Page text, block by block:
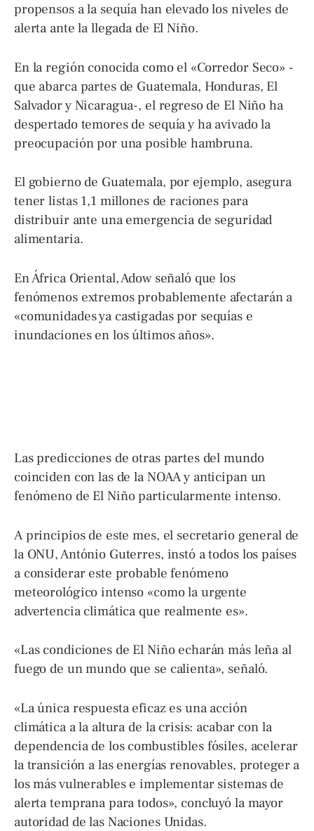
propensos a la sequía han elevado los niveles de
alerta ante la llegada de El Niño.
En la región conocida como el «Corredor Seco» -
que abarca partes de Guatemala, Honduras, El
Salvador y Nicaragua-, el regreso de El Niño ha
despertado temores de sequía y ha avivado la
preocupación por una posible hambruna.
El gobierno de Guatemala, por ejemplo, asegura
tener listas 1,1 millones de raciones para
distribuir ante una emergencia de seguridad
alimentaria.
En África Oriental, Adow señaló que los
fenómenos extremos probablemente afectarán a
«comunidades ya castigadas por sequías e
inundaciones en los últimos años».
Las predicciones de otras partes del mundo
coinciden con las de la NOAA y anticipan un
fenómeno de El Niño particularmente intenso.
A principios de este mes, el secretario general de
la ONU, António Guterres, instó a todos los países
a considerar este probable fenómeno
meteorológico intenso «como la urgente
advertencia climática que realmente es».
«Las condiciones de El Niño echarán más leña al
fuego de un mundo que se calienta», señaló.
«La única respuesta eficaz es una acción
climática a la altura de la crisis: acabar con la
dependencia de los combustibles fósiles, acelerar
la transición a las energías renovables, proteger a
los más vulnerables e implementar sistemas de
alerta temprana para todos», concluyó la mayor
autoridad de las Naciones Unidas.